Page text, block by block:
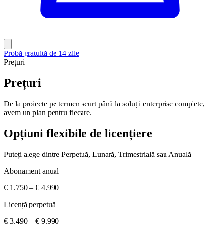
Probă gratuită de 14 zile
Prețuri
Prețuri
De la proiecte pe termen scurt până la soluții enterprise complete,
avem un plan pentru fiecare.
Opțiuni flexibile de licențiere
Puteți alege dintre Perpetuă, Lunară, Trimestrială sau Anuală
Abonament anual
€ 1.750 – € 4.990
Licență perpetuă
€ 3.490 – € 9.990